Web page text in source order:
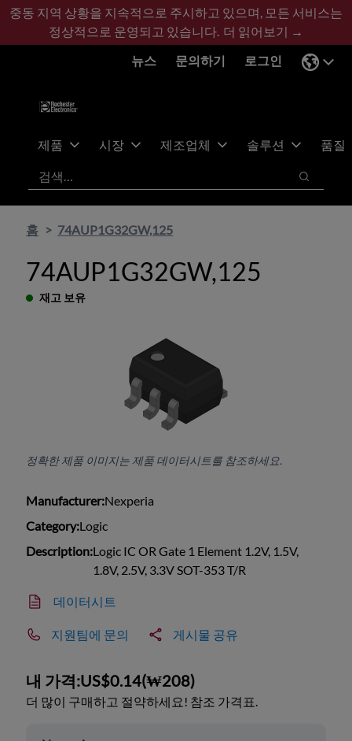
기
콘
바
글
중동 지역 상황을 지속적으로 주시하고 있으며, 모든 서비스는
정상적으로 운영되고 있습니다. 더 읽어보기 →
뉴스
문의하기 로그인
제품 시장 제조업체 솔루션
품질
검색
검색
홈 74AUP1G32GW,125
74AUP1G32GW,125
재고 보유
정확한 제품 이미지는 제품 데이터시트를 참조하세요.
Manufacturer:Nexperia
Category:Logic
Description:Logic IC OR Gate 1 Element 1.2V, 1.5V,
1.8V, 2.5V, 3.3V SOT-353 T/R
데이터시트
지원팀에 문의 게시물 공유
내 가격:US$0.14(₩208)
더 많이 구매하고 절약하세요! 참조 가격표.